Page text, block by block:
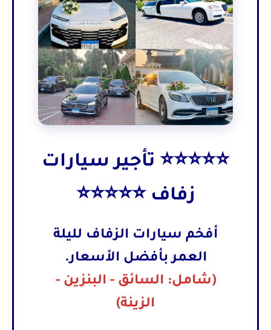
⭐⭐⭐⭐⭐ تأجير سيارات
زفاف ⭐⭐⭐⭐⭐
أفخم سيارات الزفاف لليلة
العمر بأفضل الأسعار.
(شامل: السائق - البنزين -
الزينة)